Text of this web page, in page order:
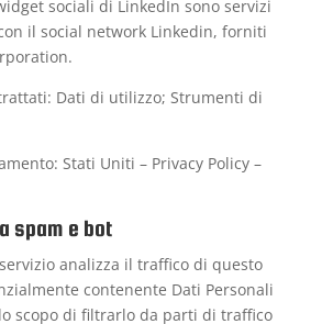
sociali di LinkedIn sono servizi
il social network Linkedin, forniti
Dati di utilizzo; Strumenti di
Stati Uniti – Privacy Policy–
spam e bot
analizza il traffico di questo
contenente Dati Personali
scopo di filtrarlo da parti di traffico